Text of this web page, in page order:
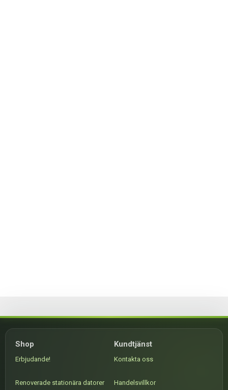
Shop
Erbjudande!
Renoverade stationära datorer
Kundtjänst
Kontakta oss
Handelsvillkor